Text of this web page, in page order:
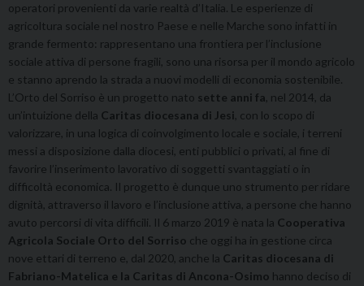
operatori provenienti da varie realtà d’Italia. Le esperienze di
agricoltura sociale nel nostro Paese e nelle Marche sono infatti in
grande fermento: rappresentano una frontiera per l’inclusione
sociale attiva di persone fragili, sono una risorsa per il mondo agricolo
e stanno aprendo la strada a nuovi modelli di economia sostenibile.
L’Orto del Sorriso è un progetto nato sette anni fa , nel 2014, da
un’intuizione della Caritas diocesana di Jesi , con lo scopo di
valorizzare, in una logica di coinvolgimento locale e sociale, i terreni
messi a disposizione dalla diocesi, enti pubblici o privati, al fine di
favorire l’inserimento lavorativo di soggetti svantaggiati o in
difficoltà economica. Il progetto è dunque uno strumento per ridare
dignità, attraverso il lavoro e l’inclusione attiva, a persone che hanno
avuto percorsi di vita difficili. Il 6 marzo 2019 è nata la Cooperativa
Agricola Sociale Orto del Sorriso che oggi ha in gestione circa
nove ettari di terreno e, dal 2020, anche la Caritas diocesana di
Fabriano-Matelica e la Caritas di Ancona-Osimo hanno deciso di